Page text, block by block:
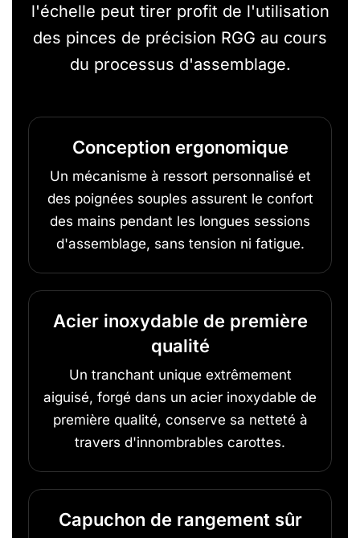
l'échelle peut tirer profit de l'utilisation
des pinces de précision RGG au cours
du processus d'assemblage.
Conception ergonomique
Un mécanisme à ressort personnalisé et
des poignées souples assurent le confort
des mains pendant les longues sessions
d'assemblage, sans tension ni fatigue.
Acier inoxydable de première
qualité
Un tranchant unique extrêmement
aiguisé, forgé dans un acier inoxydable de
première qualité, conserve sa netteté à
travers d'innombrables carottes.
Capuchon de rangement sûr